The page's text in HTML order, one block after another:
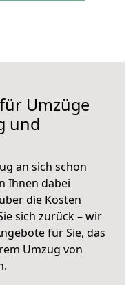
Umzüge
und
an sich schon
Ihnen dabei
die Kosten
sich zurück – wir
für Sie, das
Umzug von